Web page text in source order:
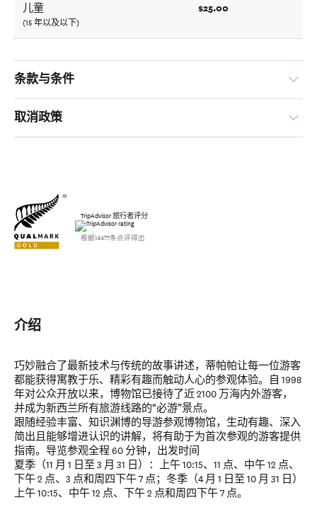
儿童
(15 年以及以下)
$25.00
条款与条件
取消政策
TripAdvisor 旅行者评分
根据14477条点评得出
介绍
巧妙融合了最新技术与传统的故事讲述，蒂帕帕让每一位游客
都能获得寓教于乐、精彩有趣而触动人心的参观体验。自 1998
年对公众开放以来，博物馆已接待了近 2100 万海内外游客，
并成为新西兰所有旅游线路的“必游”景点。
跟随经验丰富、知识渊博的导游参观博物馆，生动有趣、深入
简出且能够增进认识的讲解，将有助于为首次参观的游客提供
指南。导览参观全程 60 分钟，出发时间
夏季（11 月 1 日至 3 月 31 日）：上午 10:15、11 点、中午 12 点、
下午 2 点、3 点和周四下午 7 点；冬季（4 月 1 日至 10 月 31 日）
上午 10:15、中午 12 点、下午 2 点和周四下午 7 点。